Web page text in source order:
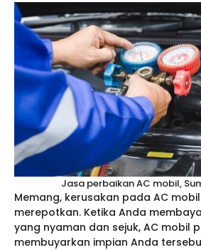
Jasa perbaikan AC mobil,
Memang, kerusakan pada AC
merepotkan. Ketika Anda
yang nyaman dan sejuk, AC mobil
membuyarkan impian Anda